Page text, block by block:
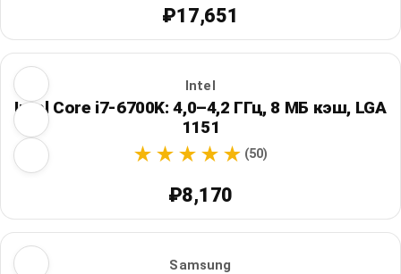
₽17,651
Intel
Intel Core i7-6700K: 4,0–4,2 ГГц, 8 МБ кэш, LGA
1151
(50)
₽8,170
Samsung